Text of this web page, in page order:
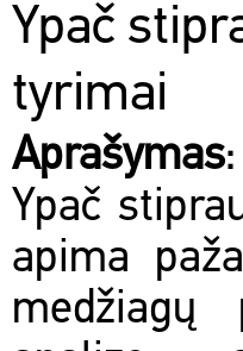
Ypač
tyrimai
Aprašymas:
Ypač
apima